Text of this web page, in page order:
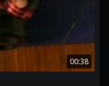
00:38